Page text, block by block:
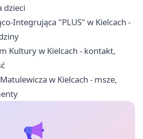
dzieci
Integrująca "PLUS" w Kielcach -
Kultury w Kielcach - kontakt,
w Kielcach - msze,